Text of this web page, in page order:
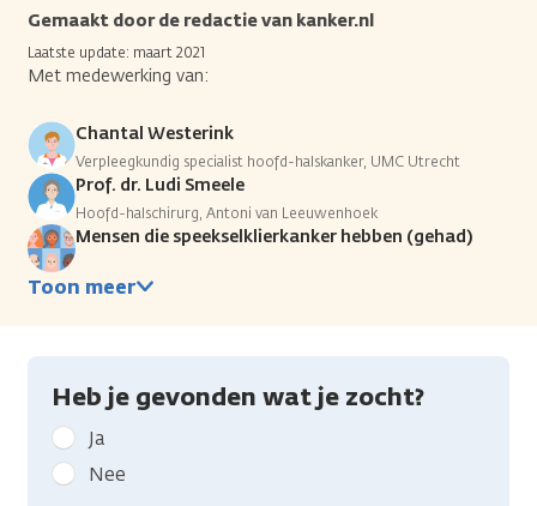
Gemaakt door de redactie van kanker.nl
Laatste update: maart 2021
Met medewerking van:
Chantal Westerink
Verpleegkundig specialist hoofd-halskanker, UMC Utrecht
Prof. dr. Ludi Smeele
Hoofd-halschirurg, Antoni van Leeuwenhoek
Mensen die speekselklierkanker hebben (gehad)
Toon meer
Heb je gevonden wat je zocht?
Geef
kanker.nl
feedback:
Ja
Nee